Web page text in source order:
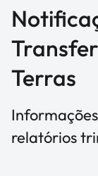
Terras
relatórios